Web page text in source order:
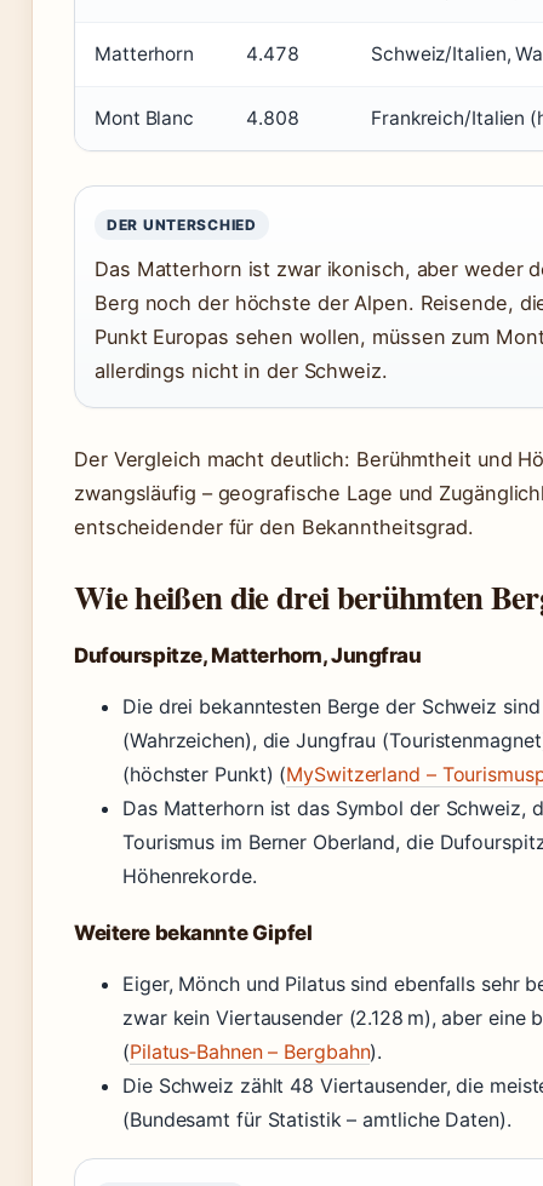
Matterhorn 4.478 Schweiz/Italien,
Mont Blanc 4.808 Frankreich/Italien
DER UNTERSCHIED
Das Matterhorn ist zwar ikonisch, aber weder
Berg noch der höchste der Alpen. Reisende,
Punkt Europas sehen wollen, müssen zum
allerdings nicht in der Schweiz.
Der Vergleich macht deutlich: Berühmtheit und
zwangsläufig – geografische Lage und
entscheidender für den Bekanntheitsgrad.
Wie heißen die drei berühmten
Dufourspitze, Matterhorn, Jungfrau
Die drei bekanntesten Berge der Schweiz
(Wahrzeichen), die Jungfrau
(höchster Punkt) (MySwitzerland –
Das Matterhorn ist das Symbol der Schweiz,
Tourismus im Berner Oberland, die
Höhenrekorde.
Weitere bekannte Gipfel
Eiger, Mönch und Pilatus sind ebenfalls sehr
zwar kein Viertausender (2.128 m), aber eine
(Pilatus‑Bahnen – Bergbahn).
Die Schweiz zählt 48 Viertausender, die
(Bundesamt für Statistik – amtliche Daten).